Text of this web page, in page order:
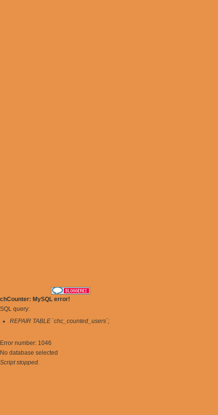
chCounter: MySQL error!
SQL query:
REPAIR TABLE `chc_counted_users`;
Error number: 1046
No database selected
Script stopped.